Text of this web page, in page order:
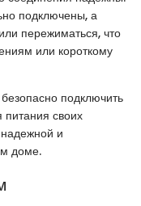
подключены, а
пережиматься, что
или короткому
подключить
питания своих
и
доме.